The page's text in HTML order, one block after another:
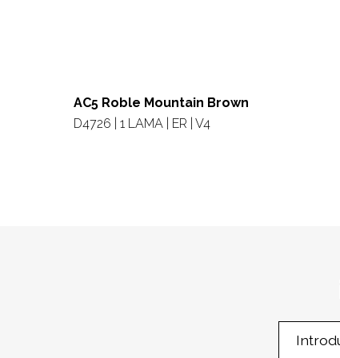
AC5 Roble Mountain Brown
D4726 | 1 LAMA | ER | V4